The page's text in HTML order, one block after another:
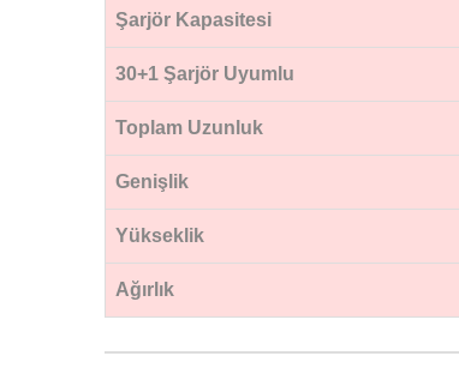
Şarjör Kapasitesi
30+1 Şarjör Uyumlu
Toplam Uzunluk
Genişlik
Yükseklik
Ağırlık